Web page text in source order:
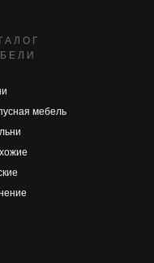
мебель